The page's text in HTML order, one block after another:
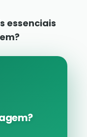
essenciais